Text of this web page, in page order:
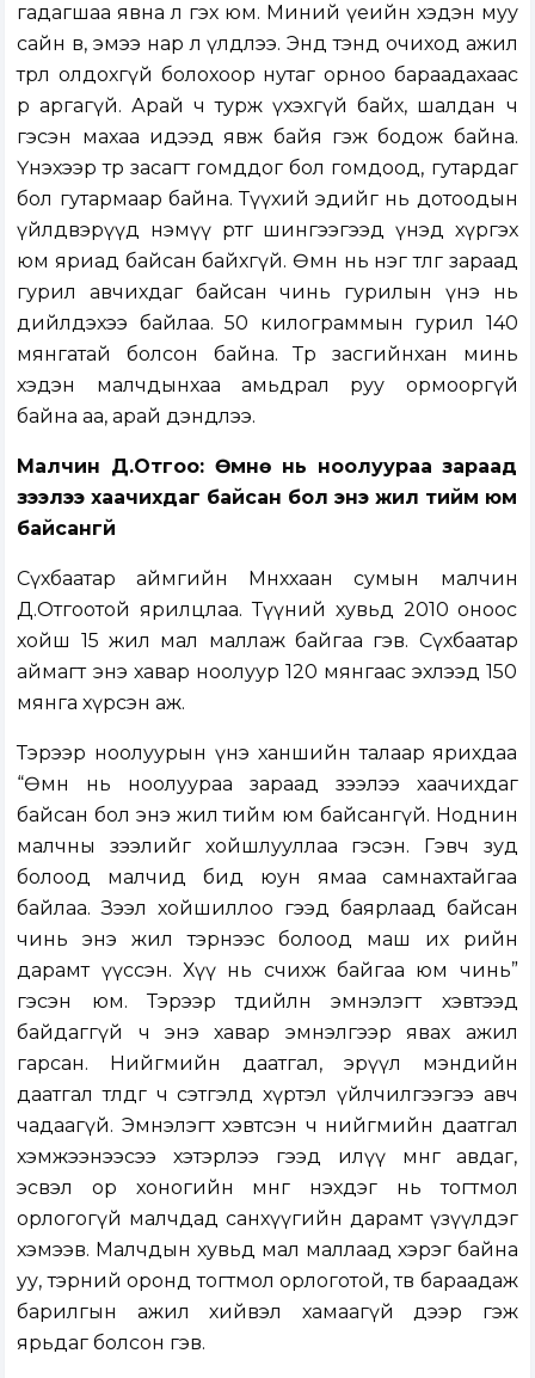
гадагшаа явна л гэх юм. Миний үеийн хэдэн муу
сайн өвөө, эмээ нар л үлдлээ. Энд тэнд очиход ажил
төрөл олдохгүй болохоор нутаг орноо бараадахаас
өөр аргагүй. Арай ч турж үхэхгүй байх, шалдан ч
гэсэн махаа идээд явж байя гэж бодож байна.
Үнэхээр төр засагт гомддог бол гомдоод, гутардаг
бол гутармаар байна. Түүхий эдийг нь дотоодын
үйлдвэрүүд нэмүү өртөг шингээгээд үнэд хүргэх
юм яриад байсан байхгүй. Өмнө нь нэг төлөг зараад
гурил авчихдаг байсан чинь гурилын үнэ нь
дийлдэхээ байлаа. 50 килограммын гурил 140
мянгатай болсон байна. Төр засгийнхан минь
хэдэн малчдынхаа амьдрал руу ормооргүй
байна аа, арай дэндлээ.
Малчин Д.Отгоо: Өмнө нь ноолуураа зараад
зээлээ хаачихдаг байсан бол энэ жил тийм юм
байсангүй
Сүхбаатар аймгийн Мөнххаан сумын малчин
Д.Отгоотой ярилцлаа. Түүний хувьд 2010 оноос
хойш 15 жил мал маллаж байгаа гэв. Сүхбаатар
аймагт энэ хавар ноолуур 120 мянгаас эхлээд 150
мянга хүрсэн аж.
Тэрээр ноолуурын үнэ ханшийн талаар ярихдаа
“Өмнө нь ноолуураа зараад зээлээ хаачихдаг
байсан бол энэ жил тийм юм байсангүй. Ноднин
малчны зээлийг хойшлууллаа гэсэн. Гэвч зуд
болоод малчид бид юун ямаа самнахтайгаа
байлаа. Зээл хойшиллоо гээд баярлаад байсан
чинь энэ жил тэрнээс болоод маш их өрийн
дарамт үүссэн. Хүү нь өсчихөж байгаа юм чинь”
гэсэн юм. Тэрээр төдийлөн эмнэлэгт хэвтээд
байдаггүй ч энэ хавар эмнэлгээр явах ажил
гарсан. Нийгмийн даатгал, эрүүл мэндийн
даатгал төлдөг ч сэтгэлд хүртэл үйлчилгээгээ авч
чадаагүй. Эмнэлэгт хэвтсэн ч нийгмийн даатгал
хэмжээнээсээ хэтэрлээ гээд илүү мөнгө авдаг,
эсвэл ор хоногийн мөнгө нэхдэг нь тогтмол
орлогогүй малчдад санхүүгийн дарамт үзүүлдэг
хэмээв. Малчдын хувьд мал маллаад хэрэг байна
уу, тэрний оронд тогтмол орлоготой, төв бараадаж
барилгын ажил хийвэл хамаагүй дээр гэж
ярьдаг болсон гэв.